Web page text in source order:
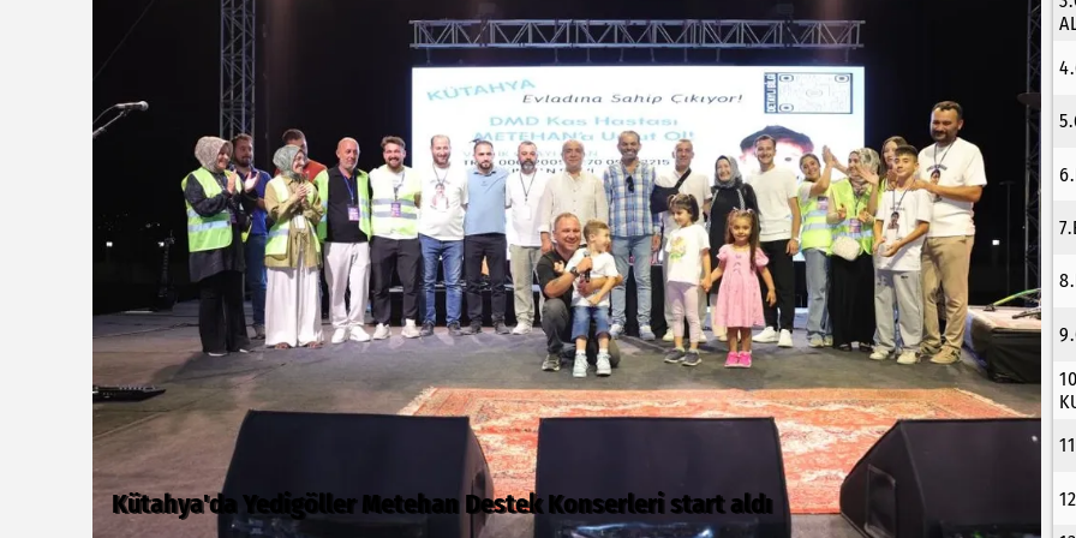
Türkiye Kültür Yolu Festivali Nevşehir'de tam gaz sürüyor